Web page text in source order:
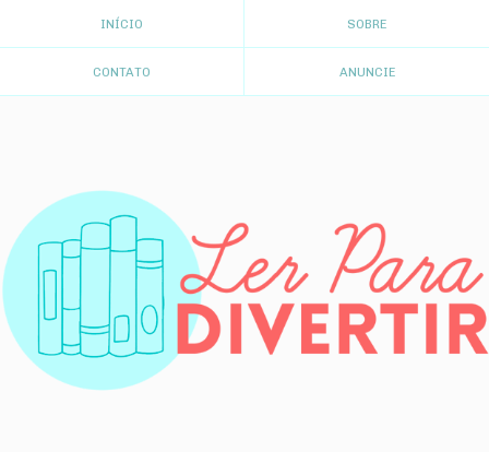
INÍCIO SOBRE
CONTATO ANUNCIE